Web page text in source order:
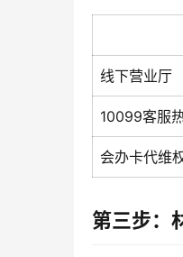
线下营业厅
10099客服
会办卡代维
第三步：